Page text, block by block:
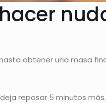
obtener una masa
reposar 5 minutos más.